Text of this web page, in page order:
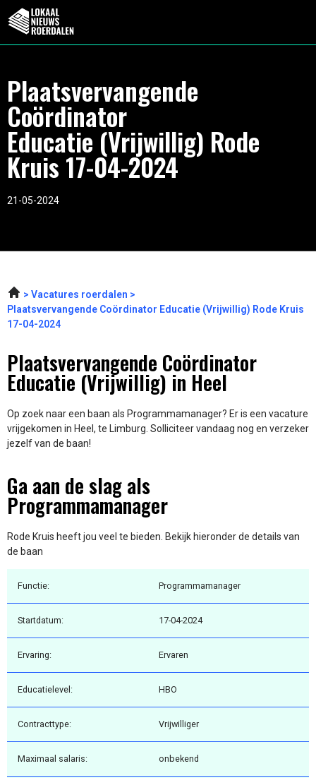
Plaatsvervangende
Coördinator
Educatie (Vrijwillig) Rode
Kruis 17-04-2024
21-05-2024
Vacatures roerdalen
Plaatsvervangende Coördinator Educatie (Vrijwillig) Rode Kruis
17-04-2024
Plaatsvervangende Coördinator
Educatie (Vrijwillig) in Heel
Op zoek naar een baan als Programmamanager? Er is een vacature
vrijgekomen in Heel, te Limburg. Solliciteer vandaag nog en verzeker
jezelf van de baan!
Ga aan de slag als
Programmamanager
Rode Kruis heeft jou veel te bieden. Bekijk hieronder de details van
de baan
Functie: Programmamanager
Startdatum: 17-04-2024
Ervaring: Ervaren
Educatielevel: HBO
Contracttype: Vrijwilliger
Maximaal salaris: onbekend